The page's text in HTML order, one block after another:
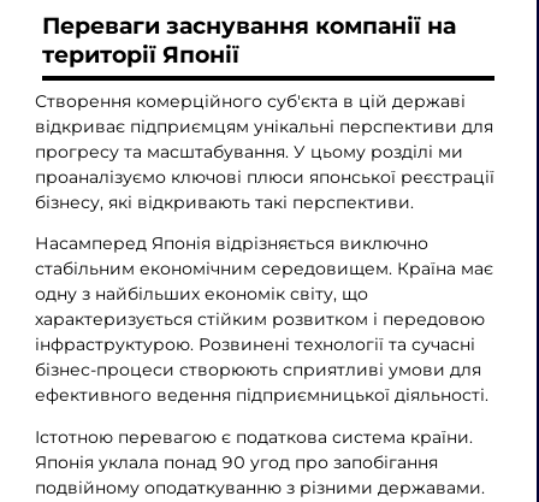
Переваги заснування компанії на
території Японії
Створення комерційного суб'єкта в цій державі
відкриває підприємцям унікальні перспективи для
прогресу та масштабування. У цьому розділі ми
проаналізуємо ключові плюси японської реєстрації
бізнесу, які відкривають такі перспективи.
Насамперед Японія відрізняється виключно
стабільним економічним середовищем. Країна має
одну з найбільших економік світу, що
характеризується стійким розвитком і передовою
інфраструктурою. Розвинені технології та сучасні
бізнес-процеси створюють сприятливі умови для
ефективного ведення підприємницької діяльності.
Істотною перевагою є податкова система країни.
Японія уклала понад 90 угод про запобігання
подвійному оподаткуванню з різними державами.